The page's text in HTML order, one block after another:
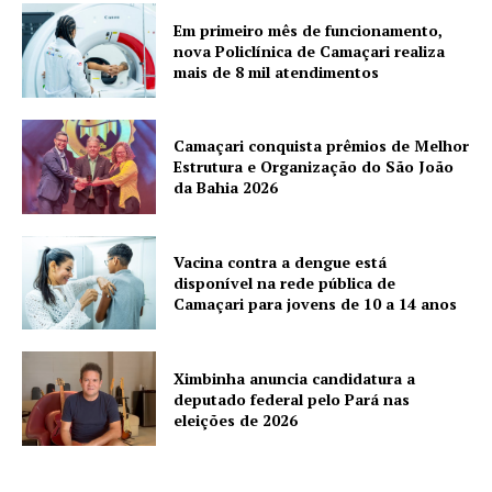
Em primeiro mês de funcionamento,
nova Policlínica de Camaçari realiza
mais de 8 mil atendimentos
Camaçari conquista prêmios de Melhor
Estrutura e Organização do São João
da Bahia 2026
Vacina contra a dengue está
disponível na rede pública de
Camaçari para jovens de 10 a 14 anos
Ximbinha anuncia candidatura a
deputado federal pelo Pará nas
eleições de 2026